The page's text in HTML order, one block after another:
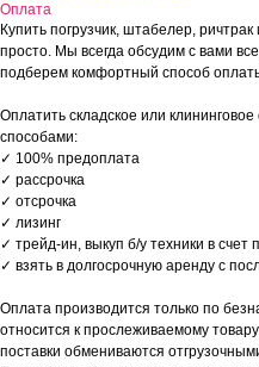
Оплата
Купить погрузчик, штабелер,
просто. Мы всегда обсудим с вами
подберем комфортный способ
Оплатить складское или
способами:
✓ 100% предоплата
✓ рассрочка
✓ отсрочка
✓ лизинг
✓ трейд-ин, выкуп б/у техники в счет
✓ взять в долгосрочную аренду с
Оплата производится только по
относится к прослеживаемому
поставки обмениваются